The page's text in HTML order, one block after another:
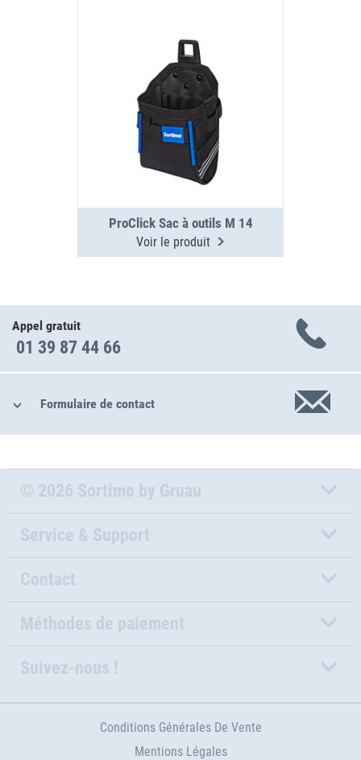
ProClick Sac à outils M 14
Voir le produit
Appel gratuit
01 39 87 44 66
Formulaire de contact
© 2026 Sortimo by Gruau
Service & Support
Contact
Méthodes de paiement
Suivez-nous !
Conditions Générales De Vente
Mentions Légales